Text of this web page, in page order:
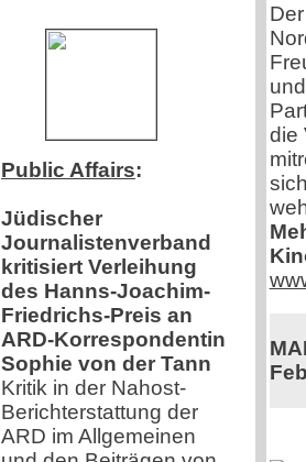
Public Affairs:
Jüdischer
Journalistenverband
kritisiert Verleihung
des Hanns-Joachim-
Friedrichs-Preis an
ARD-Korrespondentin
Sophie von der Tann
Kritik in der Nahost-
Berichterstattung der
ARD im Allgemeinen
die